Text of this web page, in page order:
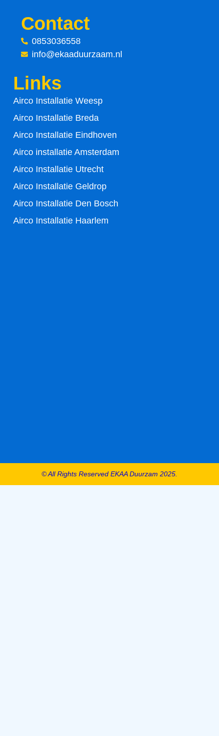
c
e
b
o
k
-
f
Contact
0853036558
info@ekaaduurzaam.nl
Links
Airco Installatie Weesp
Airco Installatie Breda
Airco Installatie Eindhoven
Airco installatie Amsterdam
Airco Installatie Utrecht
Airco Installatie Geldrop
Airco Installatie Den Bosch
Airco Installatie Haarlem
© All Rights Reserved EKAA Duurzam 2025.